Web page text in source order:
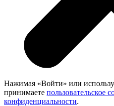
Нажимая «Войти» или
принимаете пользовательское
конфиденциальности.